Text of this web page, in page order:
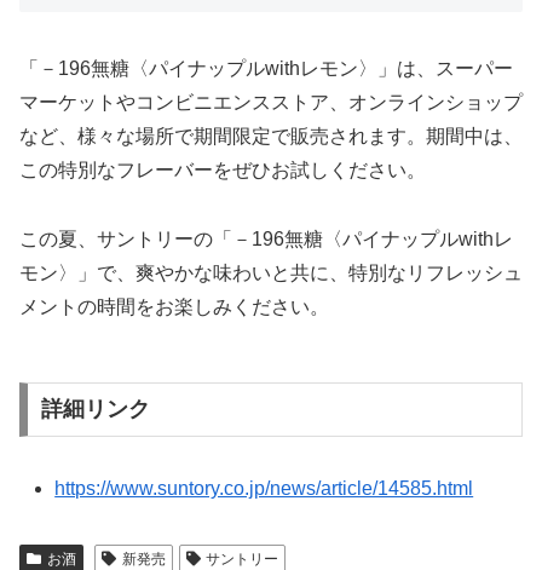
「－196無糖〈パイナップルwithレモン〉」は、スーパー
マーケットやコンビニエンスストア、オンラインショップ
など、様々な場所で期間限定で販売されます。期間中は、
この特別なフレーバーをぜひお試しください。
この夏、サントリーの「－196無糖〈パイナップルwithレ
モン〉」で、爽やかな味わいと共に、特別なリフレッシュ
メントの時間をお楽しみください。
詳細リンク
https://www.suntory.co.jp/news/article/14585.html
お酒 新発売 サントリー